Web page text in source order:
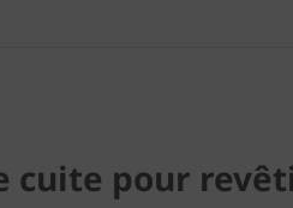
cuite pour